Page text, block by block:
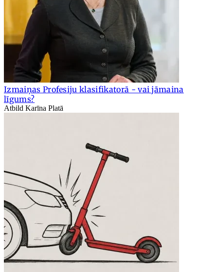
Izmaiņas Profesiju klasifikatorā - vai jāmaina
līgums?
Atbild Karīna Platā